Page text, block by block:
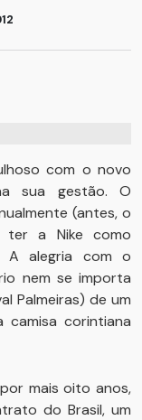
com o novo
sua gestão. O
(antes, o
ter a Nike como
A alegria com o
nem se importa
Palmeiras) de um
corintiana
mais oito anos,
do Brasil, um